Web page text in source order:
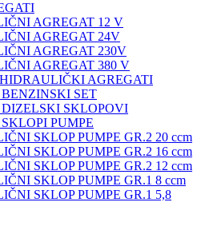
AGREGAT 12 V
AGREGAT 24V
AGREGAT 230V
AGREGAT 380 V
AGREGATI
SET
SKLOPOVI
PUMPE
SKLOP PUMPE GR.2 20 ccm
SKLOP PUMPE GR.2 16 ccm
SKLOP PUMPE GR.2 12 ccm
SKLOP PUMPE GR.1 8 ccm
SKLOP PUMPE GR.1 5,8